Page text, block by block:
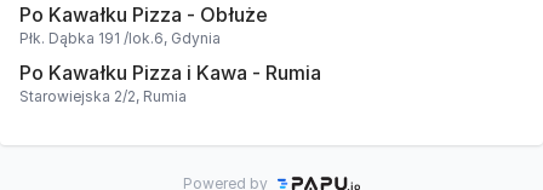
Po Kawałku Pizza - Obłuże
Płk. Dąbka 191 /lok.6, Gdynia
Po Kawałku Pizza i Kawa - Rumia
Starowiejska 2/2, Rumia
Powered by